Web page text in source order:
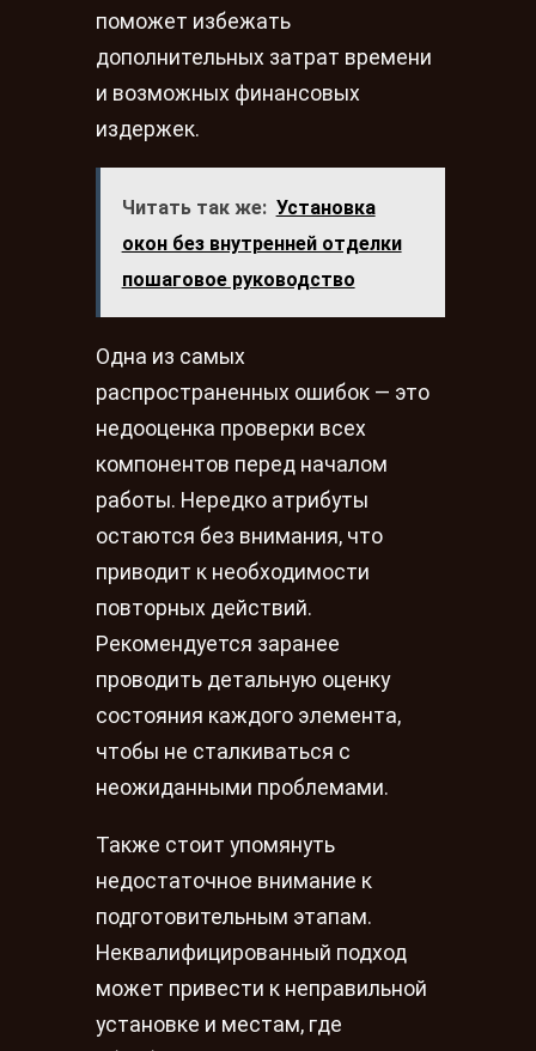
поможет избежать
дополнительных затрат времени
и возможных финансовых
издержек.
Читать так же: Установка
окон без внутренней отделки
пошаговое руководство
Одна из самых
распространенных ошибок — это
недооценка проверки всех
компонентов перед началом
работы. Нередко атрибуты
остаются без внимания, что
приводит к необходимости
повторных действий.
Рекомендуется заранее
проводить детальную оценку
состояния каждого элемента,
чтобы не сталкиваться с
неожиданными проблемами.
Также стоит упомянуть
недостаточное внимание к
подготовительным этапам.
Неквалифицированный подход
может привести к неправильной
установке и местам, где